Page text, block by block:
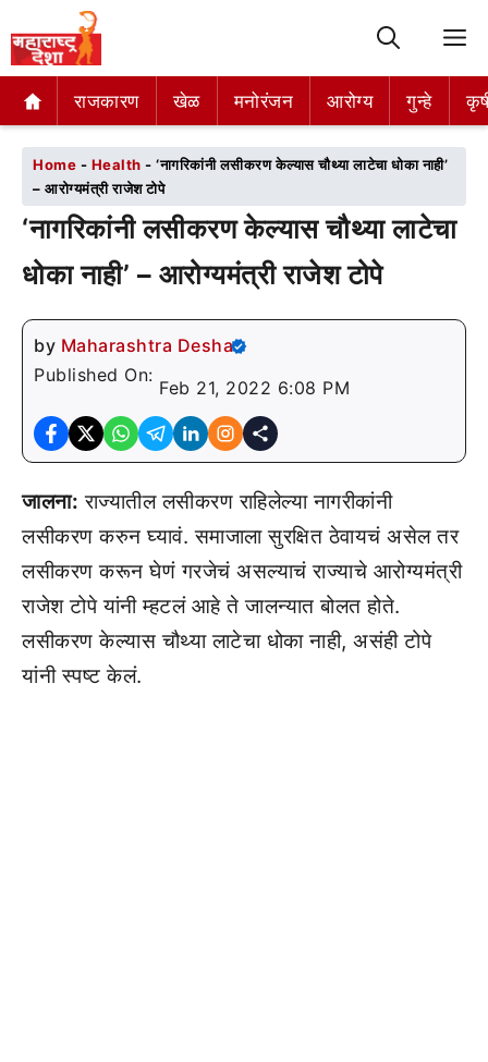
राजकारण खेळ मनोरंजन आरोग्य गुन्हे
राजकारण खेळ मनोरंजन आरोग्य गुन्हे
Home - Health - ‘नागरिकांनी लसीकरण केल्यास चौथ्या लाटेचा धोका नाही’
– आरोग्यमंत्री राजेश टोपे
‘नागरिकांनी लसीकरण केल्यास चौथ्या लाटेचा
धोका नाही’ – आरोग्यमंत्री राजेश टोपे
by Maharashtra Desha
Published On:
Feb 21, 2022 6:08 PM
जालना: राज्यातील लसीकरण राहिलेल्या नागरीकांनी
लसीकरण करुन घ्यावं. समाजाला सुरक्षित ठेवायचं असेल तर
लसीकरण करून घेणं गरजेचं असल्याचं राज्याचे आरोग्यमंत्री
राजेश टोपे यांनी म्हटलं आहे ते जालन्यात बोलत होते.
लसीकरण केल्यास चौथ्या लाटेचा धोका नाही, असंही टोपे
यांनी स्पष्ट केलं.